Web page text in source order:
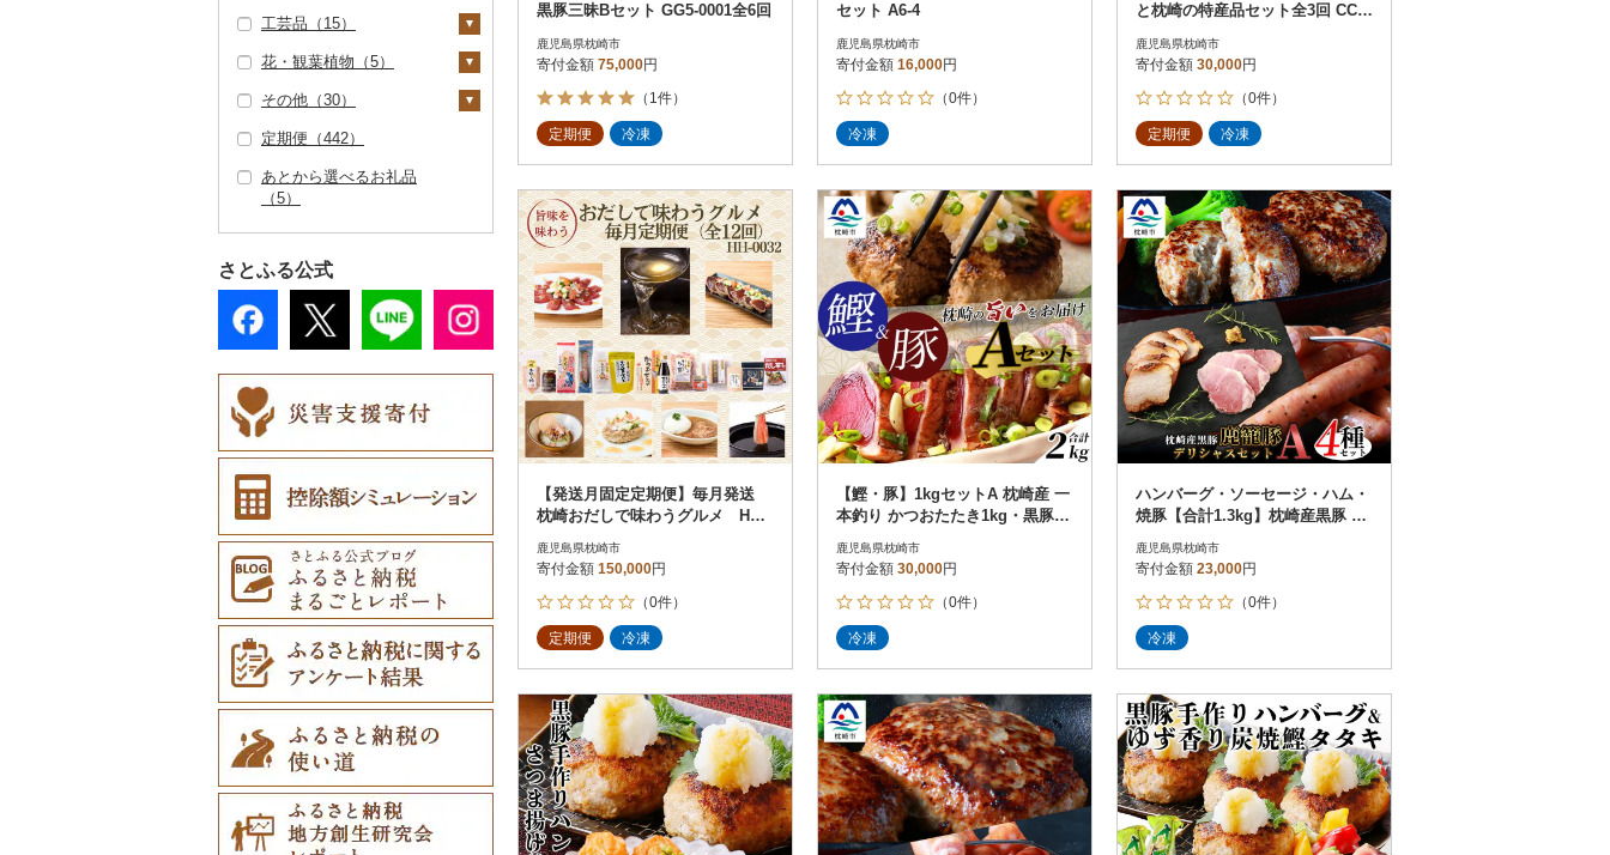
ほっけ（0）
その他鮮魚（10）
（309）
（61）
（8）
羊羹（0）
饅頭（0）
大福（0）
その他和菓子（10）
梅干（1）
キムチ（0）
その他漬物（8）
缶詰・瓶詰（65）
肉（2）
魚（19）
果物（0）
ジャム（38）
7）
乾物（187）
燻製（スモーク）（1
その他加工品（246）
こしょう（0）
その他調味料（304）
動物園（0）
釣り（0）
ダイビング（0）
スキーチケット・リフ
ゴルフプレー券（0）
花火大会チケット
（0）
カタログギフト（0）
その他体験・チケット
椅子・チェア・ソファ
ア（2）
文房具・印鑑（1）
ボールペン（0）
ノート・ファイル
その他文房具（0）
食器（4）
グラス・カップ（1）
タンブラー（0）
箸（0）
ナイフ（0）
皿・椀（3）
弁当箱（0）
その他食器（1）
キッチン用品（40）
包丁（13）
フライパン（0）
土鍋（0）
その他キッチン用品
（24）
日用品（14）
洗剤（0）
（0）
ティッシュ（0）
その他日用品（14）
楽器・器材（0）
（0）
ご当地キャラクター
（0）
ベビー用品（8）
ペット用品（2）
防災グッズ（0）
その他雑貨（6）
サイクリング（0）
アウトドア・キャンプ
シャンプー・リンス
（0）
入浴剤（0）
アロマ（0）
その他美容（2）
工芸品（15）
織物（0）
陶器・漆器（5）
信楽焼（0）
唐津焼（0）
村上木彫堆朱（0）
その他陶器・漆器
（5）
その他装飾品・工芸品
数珠（0）
工芸品（10）
播州そろばん（0）
美濃和紙（0）
民芸品（0）
花・観葉植物（5）
観葉植物・苗木（0）
花（5）
胡蝶蘭（0）
ラワー（0）
その他花（5）
盆栽・その他（0）
その他（30）
地域サービス（1）
その他（29）
定期便（442）
あとから選べるお礼品
（5）
さとふる公式
黒豚三昧Bセット GG5-0001全6回
鹿児島県枕崎市
寄付金額 75,000円
（1件）
定期便 冷凍
セット A6-4
鹿児島県枕崎市
寄付金額 16,000円
（0件）
冷凍
と枕崎の特産品セット全3回 CC0-
鹿児島県枕崎市
寄付金額 30,000円
（0件）
定期便 冷凍
【発送月固定定期便】毎月発送
枕崎おだしで味わうグルメ HH-0
鹿児島県枕崎市
寄付金額 150,000円
（0件）
定期便 冷凍
【鰹・豚】1kgセットA 枕崎産 一
本釣り かつおたたき1kg・黒豚ハ
鹿児島県枕崎市
寄付金額 30,000円
（0件）
冷凍
ハンバーグ・ソーセージ・ハム・
焼豚【合計1.3kg】枕崎産黒豚 B3
鹿児島県枕崎市
寄付金額 23,000円
（0件）
冷凍